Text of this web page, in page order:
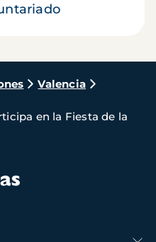
Valencia
en la Fiesta de la